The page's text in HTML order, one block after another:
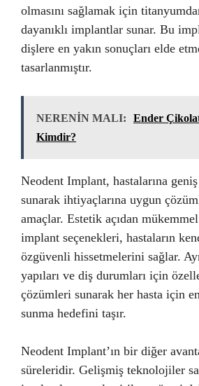
olmasını sağlamak için
dayanıklı implantlar sunar. Bu
dişlere en yakın sonuçları elde
tasarlanmıştır.
NERENİN MALI:
Ender
Kimdir?
Neodent Implant, hastalarına
sunarak ihtiyaçlarına uygun
amaçlar. Estetik açıdan
implant seçenekleri, hastaların
özgüvenli hissetmelerini sağlar.
yapıları ve diş durumları için
çözümleri sunarak her hasta için
sunma hedefini taşır.
Neodent Implant’ın bir diğer
süreleridir. Gelişmiş teknolojiler